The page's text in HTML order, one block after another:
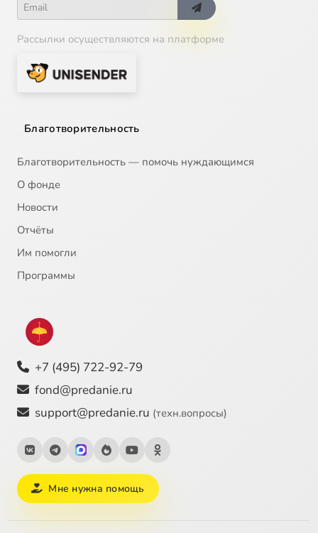
Рассылки осуществляются на платформе
Благотворительность
Благотворительность — помочь нуждающимся
О фонде
Новости
Отчёты
Им помогли
Программы
+7 (495) 722-92-79
fond@predanie.ru
support@predanie.ru (техн.вопросы)
Мне нужна помощь